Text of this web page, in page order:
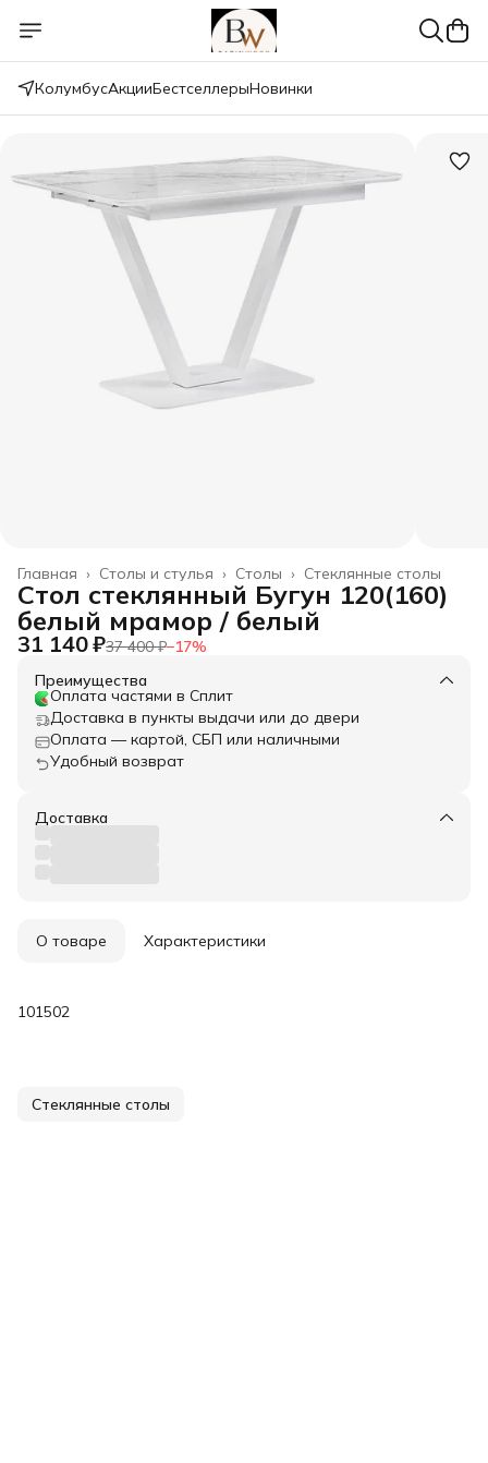
КолумбусАкцииБестселлерыНовинки
Стеклянные столы
Столы ›
Столы и стулья ›
Главная ›
Стол стеклянный Бугун 120(160)
белый мрамор / белый
31 140 ₽37 400 ₽−17%
Преимущества
Оплата частями в Сплит
Доставка в пункты выдачи или до двери
Оплата — картой, СБП или наличными
Удобный возврат
Доставка
О товаре Характеристики
101502
Стеклянные столы